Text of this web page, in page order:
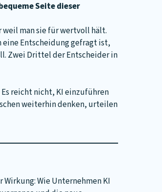
Seite dieser
man sie für wertvoll hält.
eine Entscheidung gefragt ist,
Zwei Drittel der Entscheider in
reicht nicht, KI einzuführen
weiterhin denken, urteilen
Wie Unternehmen KI